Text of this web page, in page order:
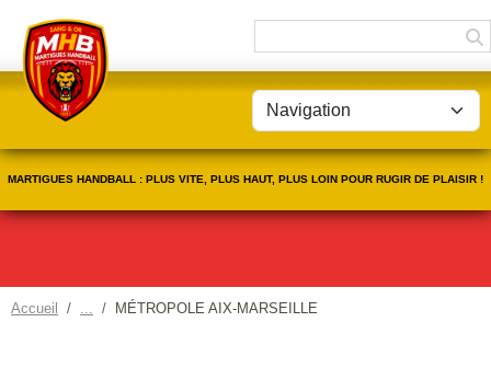
MARTIGUES HANDBALL : PLUS VITE, PLUS HAUT, PLUS LOIN POUR RUGIR DE PLAISIR !
Accueil MÉTROPOLE AIX-MARSEILLE